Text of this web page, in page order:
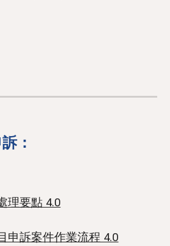
：
理要點 4.0
申訴案件作業流程 4.0